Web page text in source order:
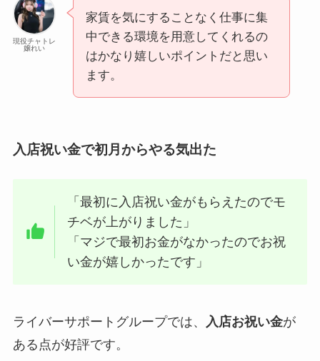
現役チャトレ
嬢れい
家賃を気にすることなく仕事に集
中できる環境を用意してくれるの
はかなり嬉しいポイントだと思い
ます。
入店祝い金で初月からやる気出た
「最初に入店祝い金がもらえたのでモ
チベが上がりました」
「マジで最初お金がなかったのでお祝
い金が嬉しかったです」
ライバーサポートグループでは、 入店お祝い金が
ある点が好評です。